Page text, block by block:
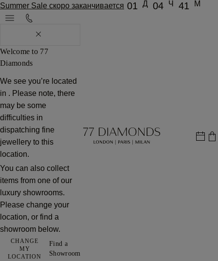
Summer Sale скоро заканчивается 01 Д 04 Ч 41 М
Welcome to 77
Diamonds
We see you’re located
in . Please note, there
may be some
difficulties in
dispatching fine
jewellery to this
location.
You can also collect
items from one of our
luxury showrooms.
Please change your
location, or find a
showroom below.
CHANGE
MY
LOCATION
Find a
Showroom